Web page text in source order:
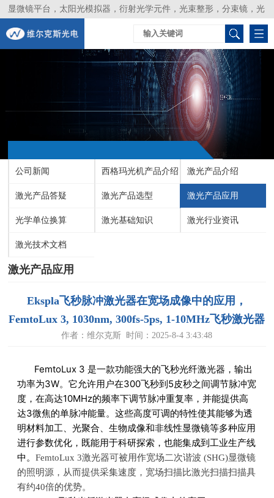
显微镜平台，太阳光模拟器，衍射光学元件，光束整形，分束镜，光
谱仪，生物激光器，光束分析仪，Layertec
公司新闻 西格玛光机产品介绍 激光产品介绍
激光产品答疑 激光产品选型 激光产品应用
光学单位换算 激光基础知识 激光行业资讯
激光技术文档
激光产品应用
Ekspla飞秒脉冲激光器在宽场成像中的应用，
FemtoLux 3, 1030nm, 300fs-5ps, 1-10MHz飞秒激光器
作者：维尔克斯 时间：2025-8-4 3:43:48
FemtoLux 3 是一款功能强大的飞秒光纤激光器，输出
功率为3W。它允许用户在300飞秒到5皮秒之间调节脉冲宽
度，在高达10MHz的频率下调节脉冲重复率，并能提供高
达3微焦的单脉冲能量。这些高度可调的特性使其能够为透
明材料加工、光聚合、生物成像和非线性显微镜等多种应用
进行参数优化，既能用于科研探索，也能集成到工业生产线
中。FemtoLux 3激光器可被用作宽场二次谐波 (SHG)显微镜
的照明源，从而提供采集速度，宽场扫描比激光扫描扫描具
有约40倍的优势。